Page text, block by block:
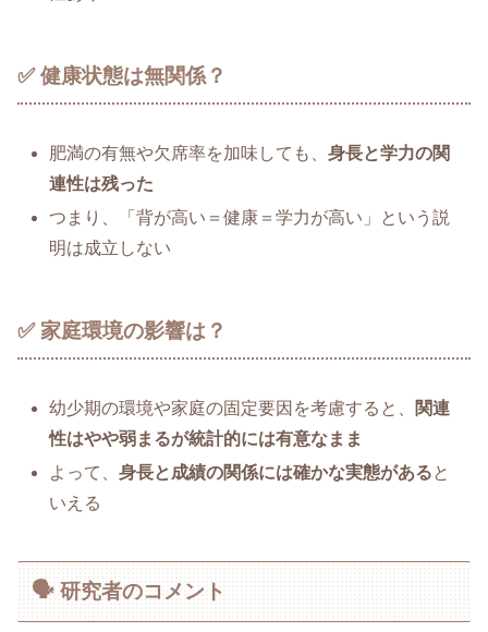
✅ 健康状態は無関係？
肥満の有無や欠席率を加味しても、身長と学力の関
連性は残った
つまり、「背が高い＝健康＝学力が高い」という説
明は成立しない
✅ 家庭環境の影響は？
幼少期の環境や家庭の固定要因を考慮すると、
関連
性はやや弱まるが統計的には有意なまま
よって、身長と成績の関係には確かな実態があると
いえる
🗣️ 研究者のコメント